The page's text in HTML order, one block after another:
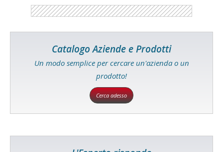
Catalogo Aziende e Prodotti
Un modo semplice per cercare un'azienda o un
prodotto!
Cerca adesso